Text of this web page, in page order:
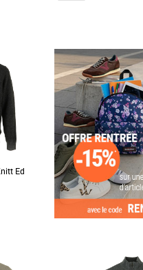
et Promos
élégant pull
Essential
Sweater.
M
Vêtements Barbour
Vêtements Barbour
Barbour vous
en laine à col
Lambswool Crew
Fabriqué [...]
Ed